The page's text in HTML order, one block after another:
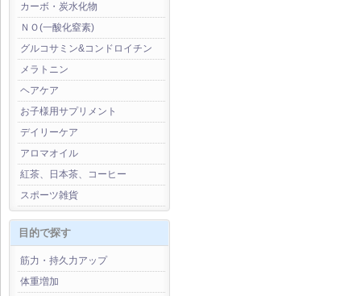
カーボ・炭水化物
ＮＯ(一酸化窒素)
グルコサミン&コンドロイチン
メラトニン
ヘアケア
お子様用サプリメント
デイリーケア
アロマオイル
紅茶、日本茶、コーヒー
スポーツ雑貨
目的で探す
筋力・持久力アップ
体重増加